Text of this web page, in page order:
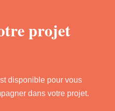
projet
disponible pour vous
dans votre projet.